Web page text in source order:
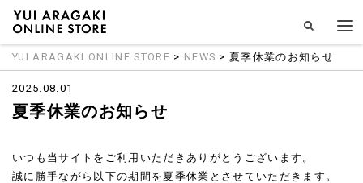
YUI ARAGAKI ONLINE STORE > NEWS > 夏季休業のお知らせ
2025.08.01
夏季休業のお知らせ
いつも当サイトをご利用いただきありがとうございます。
誠に勝手ながら以下の期間を夏季休業とさせていただきます。